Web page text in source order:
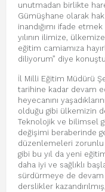
unutmadan birlikte
Gümüşhane olarak
inandığımı ifade
yılının ilimize,
eğitim camiamıza
diliyorum” diye
İl Milli Eğitim Müdürü
tarihine kadar devam
heyecanını
olduğu gibi ülkemizin
Teknolojik ve bilimsel
değişimi beraberinde
düzenlemeleri zorunlu
gibi bu yıl da yeni
daha iyi ve sağlıklı
sürdürmeye de
derslikler